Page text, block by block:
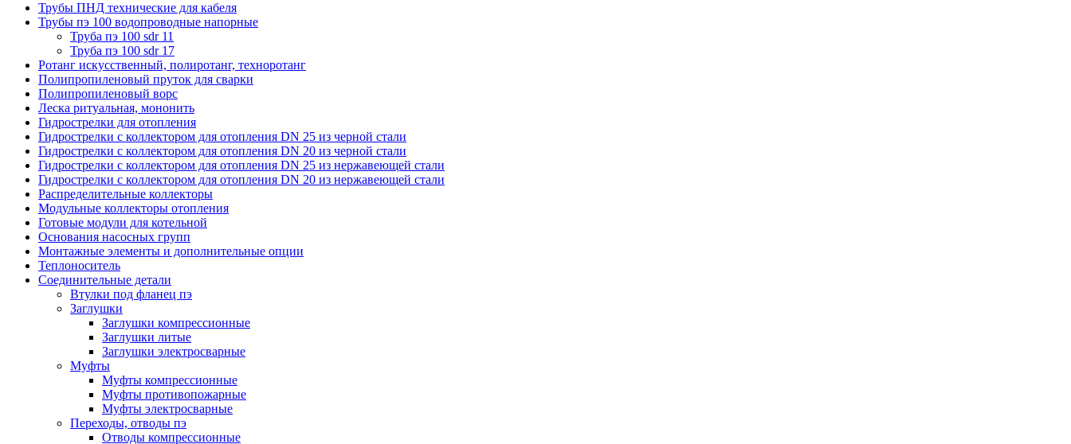
Трубы ПНД технические для кабеля
Трубы пэ 100 водопроводные напорные
Труба пэ 100 sdr 11
Труба пэ 100 sdr 17
Ротанг искусственный, полиротанг, техноротанг
Полипропиленовый пруток для сварки
Полипропиленовый ворс
Леска ритуальная, мононить
Гидрострелки для отопления
Гидрострелки с коллектором для отопления DN 25 из черной стали
Гидрострелки с коллектором для отопления DN 20 из черной стали
Гидрострелки с коллектором для отопления DN 25 из нержавеющей стали
Гидрострелки с коллектором для отопления DN 20 из нержавеющей стали
Распределительные коллекторы
Модульные коллекторы отопления
Готовые модули для котельной
Основания насосных групп
Монтажные элементы и дополнительные опции
Теплоноситель
Соединительные детали
Втулки под фланец пэ
Заглушки
Заглушки компрессионные
Заглушки литые
Заглушки электросварные
Муфты
Муфты компрессионные
Муфты противопожарные
Муфты электросварные
Переходы, отводы пэ
Отводы компрессионные